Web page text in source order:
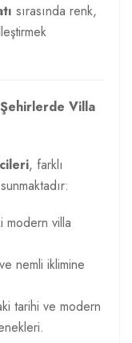
sırasında renk,
Villa
, farklı
modern villa
nemli iklimine
tarihi ve modern